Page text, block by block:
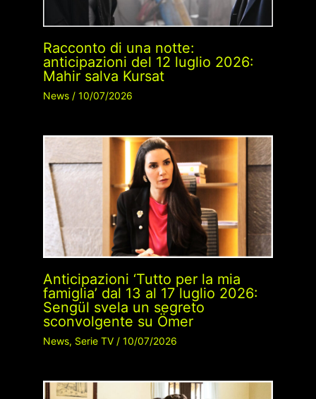
Racconto di una notte:
anticipazioni del 12 luglio 2026:
Mahir salva Kursat
News/ 10/07/2026
Anticipazioni ‘Tutto per la mia
famiglia’ dal 13 al 17 luglio 2026:
Sengül svela un segreto
sconvolgente su Ömer
News, Serie TV/ 10/07/2026